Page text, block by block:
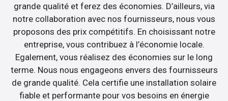
grande qualité et ferez des économies. D’ailleurs, via
notre collaboration avec nos fournisseurs, nous vous
proposons des prix compétitifs. En choisissant notre
entreprise, vous contribuez à l’économie locale.
Egalement, vous réalisez des économies sur le long
terme. Nous nous engageons envers des fournisseurs
de grande qualité. Cela certifie une installation solaire
fiable et performante pour vos besoins en énergie